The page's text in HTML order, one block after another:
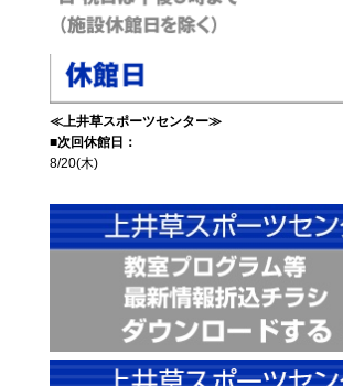
≪上井草スポーツセンター≫
■次回休館日：
8/20(木)